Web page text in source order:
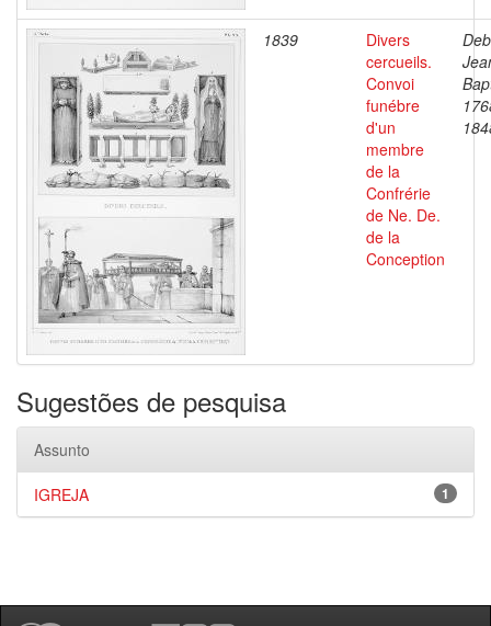
1839
Divers
cercueils.
Convoi
funébre
d'un
membre
de la
Confrérie
de Ne. De.
de la
Conception
Sugestões de pesquisa
Assunto
1
IGREJA